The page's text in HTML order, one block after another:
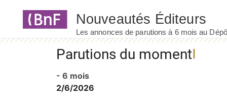
Parutions du moment
- 6 mois
2/6/2026